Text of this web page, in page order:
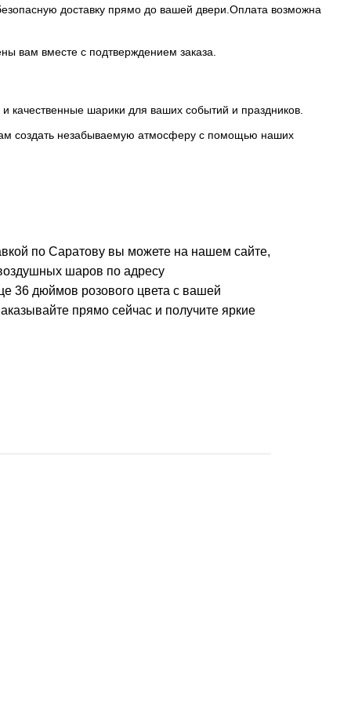
доставку прямо до вашей двери.Оплата возможна
вам вместе с подтверждением заказа.
шарики для ваших событий и праздников.
создать незабываемую атмосферу с помощью наших
по Саратову вы можете на нашем сайте,
шаров по адресу
36 дюймов розового цвета с вашей
прямо сейчас и получите яркие